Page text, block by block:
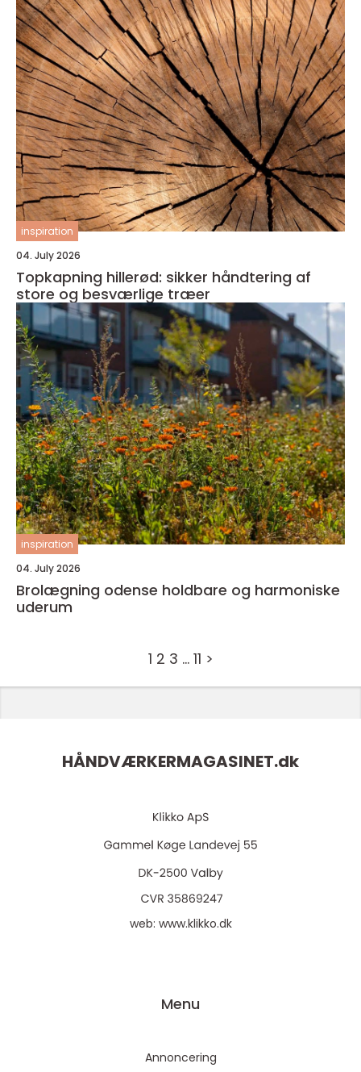
inspiration
04. July 2026
Topkapning hillerød: sikker håndtering af
store og besværlige træer
inspiration
04. July 2026
Brolægning odense holdbare og harmoniske
uderum
1 2 3 … 11 >
HÅNDVÆRKERMAGASINET.dk
web: www.klikko.dk
Menu
Annoncering